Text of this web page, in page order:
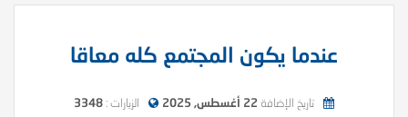
عندما يكون المجتمع كله معاقا
تاريخ الإضافة 22 أغسطس, 2025 الزيارات : 3348